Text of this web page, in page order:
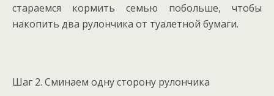
стараемся кормить семью побольше, чтобы
накопить два рулончика от туалетной бумаги.
Шаг 2. Сминаем одну сторону рулончика